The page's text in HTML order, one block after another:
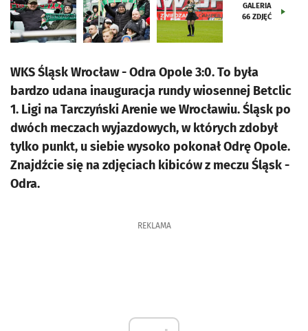
GALERIA
66 ZDJĘĆ
WKS Śląsk Wrocław - Odra Opole 3:0. To była
bardzo udana inauguracja rundy wiosennej Betclic
1. Ligi na Tarczyński Arenie we Wrocławiu. Śląsk po
dwóch meczach wyjazdowych, w których zdobył
tylko punkt, u siebie wysoko pokonał Odrę Opole.
Znajdźcie się na zdjęciach kibiców z meczu Śląsk -
Odra.
REKLAMA